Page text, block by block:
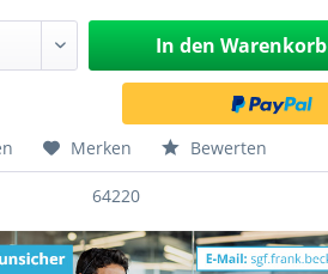
In den Warenkorb
Merken Bewerten
64220